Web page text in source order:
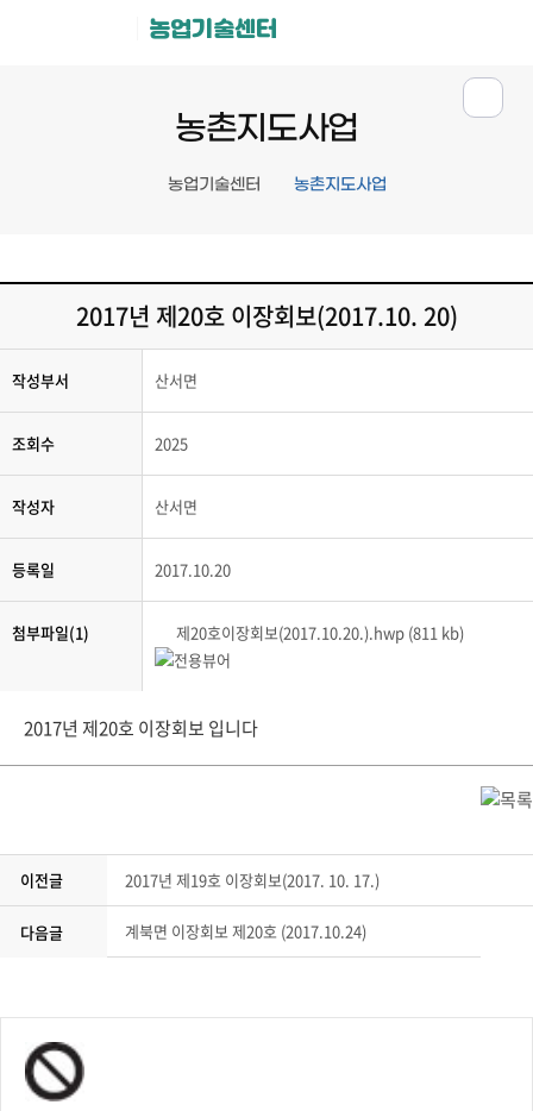
농업기술센터
농촌지도사업
농업기술센터 농촌지도사업
2017년 제20호 이장회보(2017.10. 20)
작성부서 산서면
조회수 2025
작성자 산서면
등록일 2017.10.20
첨부파일(1) 제20호이장회보(2017.10.20.).hwp (811 kb)
2017년 제20호 이장회보 입니다
이전글 2017년 제19호 이장회보(2017. 10. 17.)
다음글 계북면 이장회보 제20호 (2017.10.24)